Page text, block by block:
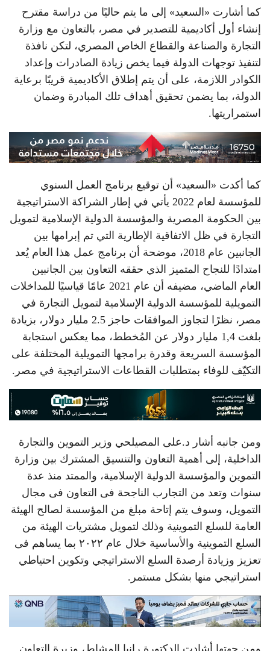
كما أشارت «السعيد» إلى ما يتم حاليًا من دراسة مقترح
إنشاء أول أكاديمية للتصدير في مصر، بالتعاون مع وزارة
التجارة والصناعة والقطاع الخاص المصري، لتكن نافذة
لتنفيذ توجهات الدولة فيما يخص زيادة الصادرات وإعداد
الكوادر اللازمة، على أن يتم إطلاق الأكاديمية قريبًا برعاية
الدولة، بما يضمن تحقيق أهداف تلك المبادرة وضمان
استمراريتها.
كما أكدت «السعيد» أن توقيع برنامج العمل السنوي
للمؤسسة لعام 2022 يأتي في إطار الشراكة الاستراتيجية
بين الحكومة المصرية والمؤسسة الدولية الإسلامية لتمويل
التجارة في ظل الاتفاقية الإطارية التي تم إبرامها بين
الجانبين عام 2018، موضحة أن برنامج عمل هذا العام يُعد
امتدادًا للنجاح المتميز الذي حققه التعاون بين الجانبين
العام الماضي، مضيفه أن عام 2021 عامًا قياسيًا للمداخلات
التمويلية للمؤسسة الدولية الإسلامية لتمويل التجارة في
مصر، نظرًا لتجاوز الموافقات حاجز 2.5 مليار دولار، بزيادة
بلغت 1,4 مليار دولار عن المُخطط، مما يعكس استجابة
المؤسسة السريعة وقدرة برامجها التمويلية المختلفة على
التكيّف للوفاء بمتطلبات القطاعات الاستراتيجية في مصر.
ومن جانبه أشار د.على المصيلحي وزير التموين والتجارة
الداخلية، إلى أهمية التعاون والتنسيق المشترك بين وزارة
التموين والمؤسسة الدولية الإسلامية، والممتد منذ عدة
سنوات وتعد من التجارب الناجحة فى التعاون فى مجال
التمويل، وسوف يتم إتاحة مبلغ من المؤسسة لصالح الهيئة
العامة للسلع التموينية وذلك لتمويل مشتريات الهيئة من
السلع التموينية والأساسية خلال عام ٢٠٢٢ بما يساهم فى
تعزيز وزيادة أرصدة السلع الاستراتيجي وتكوين احتياطي
استراتيجي منها بشكل مستمر.